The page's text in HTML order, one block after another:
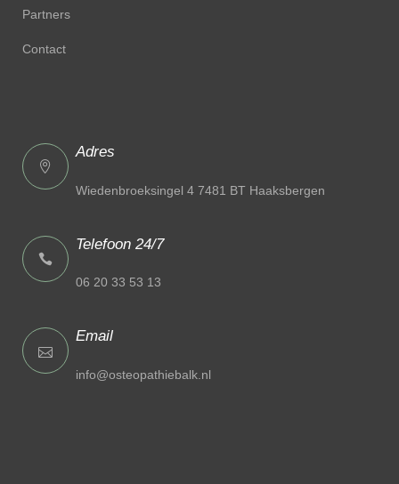
Partners
Contact
Adres
Wiedenbroeksingel 4 7481 BT Haaksbergen
Telefoon 24/7
06 20 33 53 13
Email
info@osteopathiebalk.nl